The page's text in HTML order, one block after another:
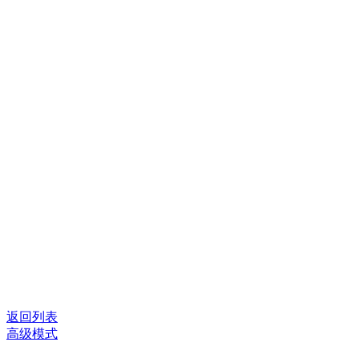
返回列表
高级模式